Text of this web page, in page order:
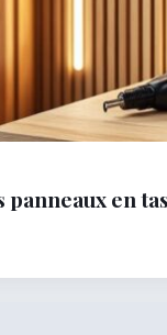
panneaux en